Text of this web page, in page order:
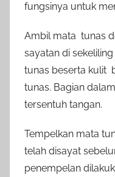
fungsinya untuk
Ambil mata tunas
sayatan di
tunas beserta kulit
tunas. Bagian
tersentuh tangan.
Tempelkan mata
telah disayat
penempelan